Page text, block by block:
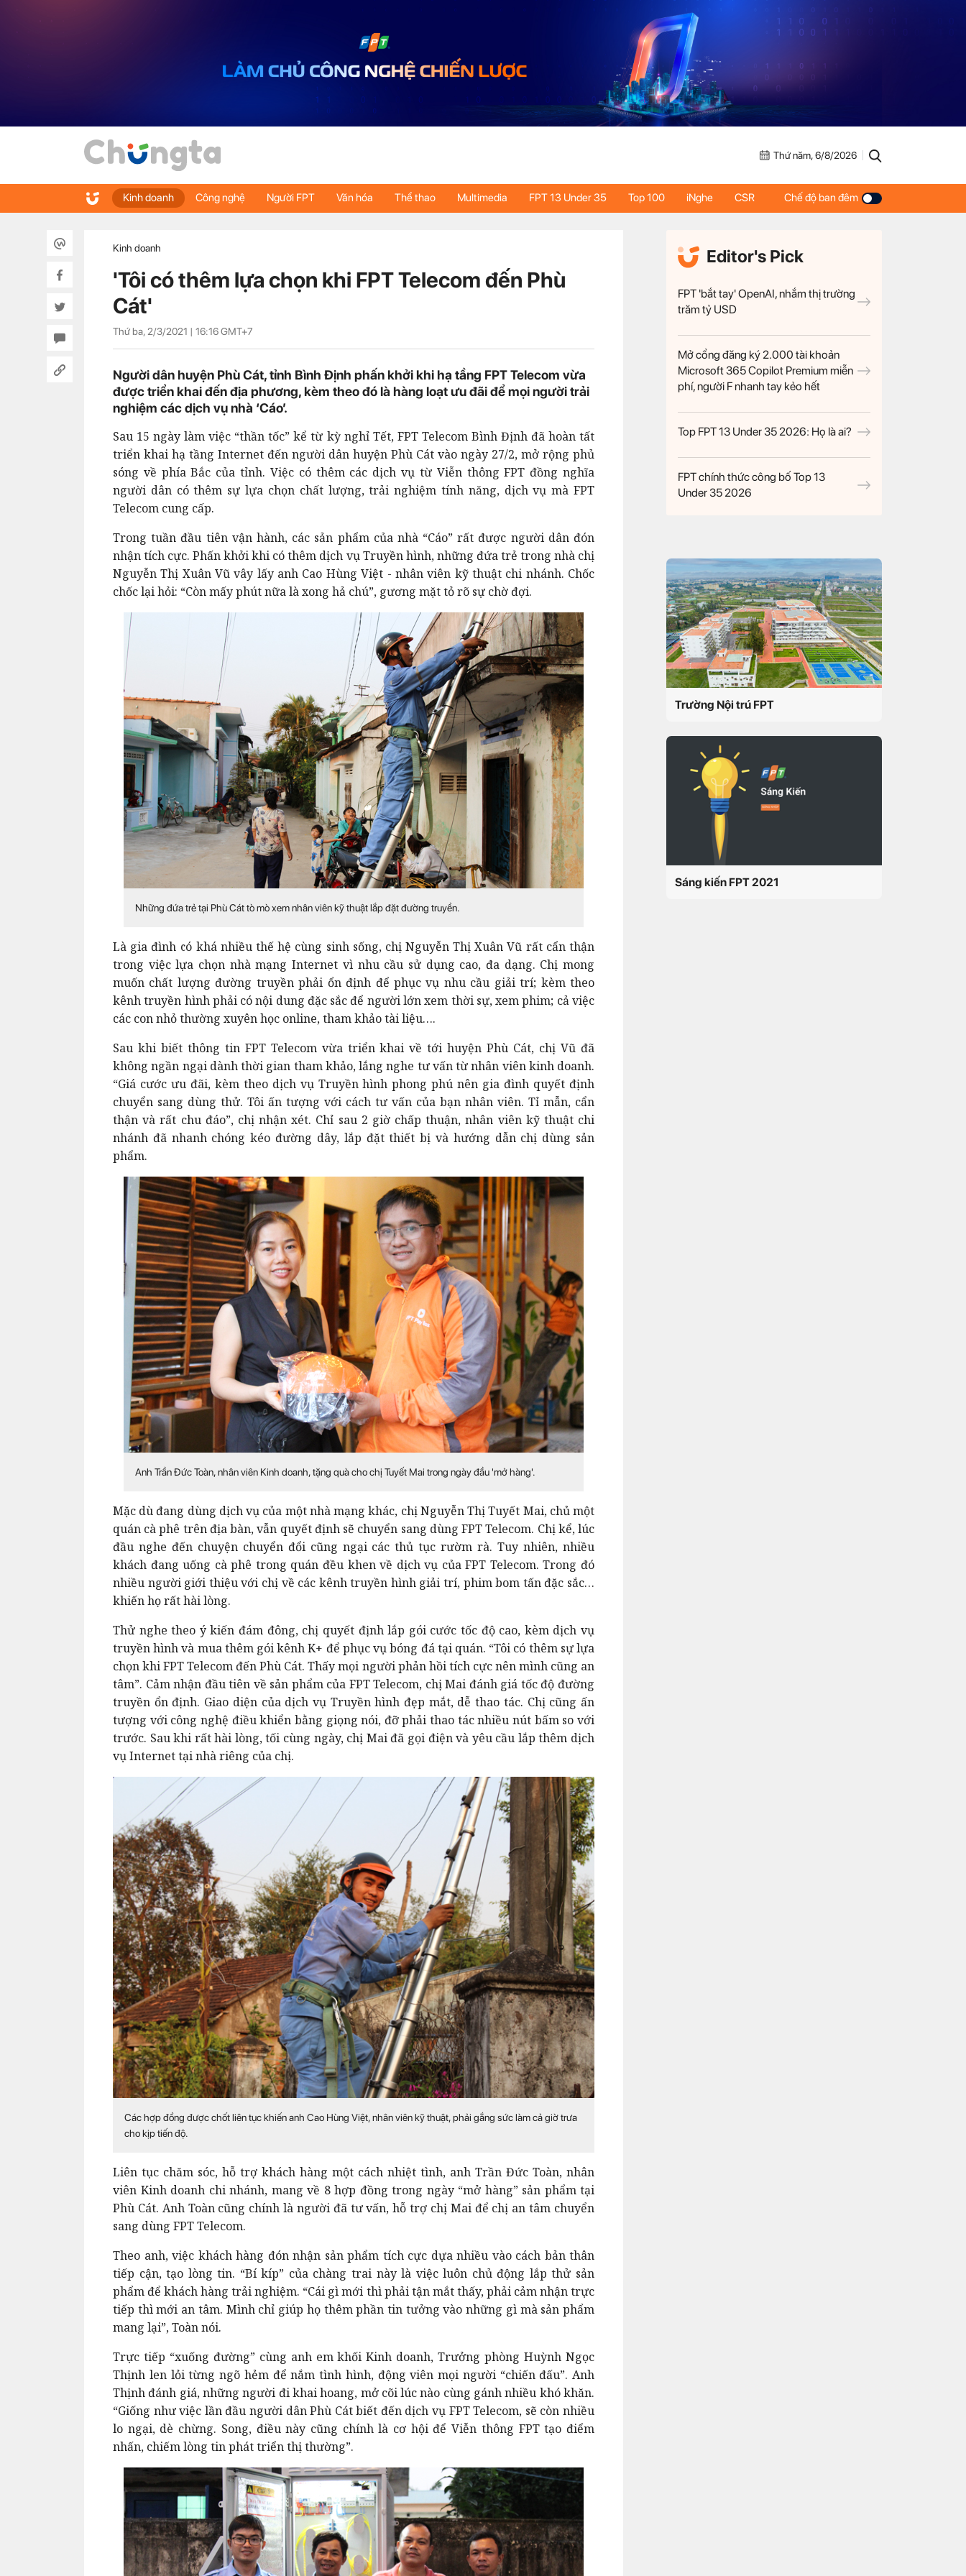
Thứ năm, 6/8/2026
Kinh doanh Công nghệ Người FPT Văn hóa Thể thao Multimedia FPT 13 Under 35 Top 100 iNghe CSR Chế độ ban đêm
Kinh doanh
'Tôi có thêm lựa chọn khi FPT Telecom đến Phù
Cát'
Thứ ba, 2/3/2021 | 16:16GMT+7
Người dân huyện Phù Cát, tỉnh Bình Định phấn khởi khi hạ tầng FPT Telecom vừa
được triển khai đến địa phương, kèm theo đó là hàng loạt ưu đãi để mọi người trải
nghiệm các dịch vụ nhà ‘Cáo’.
Sau 15 ngày làm việc “thần tốc” kể từ kỳ nghỉ Tết, FPT Telecom Bình Định đã hoàn tất
triển khai hạ tầng Internet đến người dân huyện Phù Cát vào ngày 27/2, mở rộng phủ
sóng về phía Bắc của tỉnh. Việc có thêm các dịch vụ từ Viễn thông FPT đồng nghĩa
người dân có thêm sự lựa chọn chất lượng, trải nghiệm tính năng, dịch vụ mà FPT
Telecom cung cấp.
Trong tuần đầu tiên vận hành, các sản phẩm của nhà “Cáo” rất được người dân đón
nhận tích cực. Phấn khởi khi có thêm dịch vụ Truyền hình, những đứa trẻ trong nhà chị
Nguyễn Thị Xuân Vũ vây lấy anh Cao Hùng Việt - nhân viên kỹ thuật chi nhánh. Chốc
chốc lại hỏi: “Còn mấy phút nữa là xong hả chú”, gương mặt tỏ rõ sự chờ đợi.
Những đứa trẻ tại Phù Cát tò mò xem nhân viên kỹ thuật lắp đặt đường truyền.
Là gia đình có khá nhiều thế hệ cùng sinh sống, chị Nguyễn Thị Xuân Vũ rất cẩn thận
trong việc lựa chọn nhà mạng Internet vì nhu cầu sử dụng cao, đa dạng. Chị mong
muốn chất lượng đường truyền phải ổn định để phục vụ nhu cầu giải trí; kèm theo
kênh truyền hình phải có nội dung đặc sắc để người lớn xem thời sự, xem phim; cả việc
các con nhỏ thường xuyên học online, tham khảo tài liệu….
Sau khi biết thông tin FPT Telecom vừa triển khai về tới huyện Phù Cát, chị Vũ đã
không ngần ngại dành thời gian tham khảo, lắng nghe tư vấn từ nhân viên kinh doanh.
“Giá cước ưu đãi, kèm theo dịch vụ Truyền hình phong phú nên gia đình quyết định
chuyển sang dùng thử. Tôi ấn tượng với cách tư vấn của bạn nhân viên. Tỉ mẫn, cẩn
thận và rất chu đáo”, chị nhận xét. Chỉ sau 2 giờ chấp thuận, nhân viên kỹ thuật chi
nhánh đã nhanh chóng kéo đường dây, lắp đặt thiết bị và hướng dẫn chị dùng sản
phẩm.
Anh Trần Đức Toàn, nhân viên Kinh doanh, tặng quà cho chị Tuyết Mai trong ngày đầu 'mở hàng'.
Mặc dù đang dùng dịch vụ của một nhà mạng khác, chị Nguyễn Thị Tuyết Mai, chủ một
quán cà phê trên địa bàn, vẫn quyết định sẽ chuyển sang dùng FPT Telecom. Chị kể, lúc
đầu nghe đến chuyện chuyển đổi cũng ngại các thủ tục rườm rà. Tuy nhiên, nhiều
khách đang uống cà phê trong quán đều khen về dịch vụ của FPT Telecom. Trong đó
nhiều người giới thiệu với chị về các kênh truyền hình giải trí, phim bom tấn đặc sắc…
khiến họ rất hài lòng.
Thử nghe theo ý kiến đám đông, chị quyết định lắp gói cước tốc độ cao, kèm dịch vụ
truyền hình và mua thêm gói kênh K+ để phục vụ bóng đá tại quán. “Tôi có thêm sự lựa
chọn khi FPT Telecom đến Phù Cát. Thấy mọi người phản hồi tích cực nên mình cũng an
tâm”. Cảm nhận đầu tiên về sản phẩm của FPT Telecom, chị Mai đánh giá tốc độ đường
truyền ổn định. Giao diện của dịch vụ Truyền hình đẹp mắt, dễ thao tác. Chị cũng ấn
tượng với công nghệ điều khiển bằng giọng nói, đỡ phải thao tác nhiều nút bấm so với
trước. Sau khi rất hài lòng, tối cùng ngày, chị Mai đã gọi điện và yêu cầu lắp thêm dịch
vụ Internet tại nhà riêng của chị.
Các hợp đồng được chốt liên tục khiến anh Cao Hùng Việt, nhân viên kỹ thuật, phải gắng sức làm cả giờ trưa
cho kịp tiến độ.
Liên tục chăm sóc, hỗ trợ khách hàng một cách nhiệt tình, anh Trần Đức Toàn, nhân
viên Kinh doanh chi nhánh, mang về 8 hợp đồng trong ngày “mở hàng” sản phẩm tại
Phù Cát. Anh Toàn cũng chính là người đã tư vấn, hỗ trợ chị Mai để chị an tâm chuyển
sang dùng FPT Telecom.
Theo anh, việc khách hàng đón nhận sản phẩm tích cực dựa nhiều vào cách bản thân
tiếp cận, tạo lòng tin. “Bí kíp” của chàng trai này là việc luôn chủ động lắp thử sản
phẩm để khách hàng trải nghiệm. “Cái gì mới thì phải tận mắt thấy, phải cảm nhận trực
tiếp thì mới an tâm. Mình chỉ giúp họ thêm phần tin tưởng vào những gì mà sản phẩm
mang lại”, Toàn nói.
Trực tiếp “xuống đường” cùng anh em khối Kinh doanh, Trưởng phòngHuỳnh Ngọc
Thịnh len lỏi từng ngõ hẻm để nắm tình hình, động viên mọi người “chiến đấu”. Anh
Thịnh đánh giá, những người đi khai hoang, mở cõi lúc nào cùng gánh nhiều khó khăn.
“Giống như việc lần đầu người dân Phù Cát biết đến dịch vụ FPT Telecom, sẽ còn nhiều
lo ngại, dè chừng. Song, điều này cũng chính là cơ hội để Viễn thông FPT tạo điểm
nhấn, chiếm lòng tin phát triển thị thường”.
Editor's Pick
FPT 'bắt tay' OpenAI, nhắm thị trường
trăm tỷ USD
Mở cổng đăng ký 2.000 tài khoản
Microsoft 365 Copilot Premium miễn
phí, người F nhanh tay kẻo hết
Top FPT 13 Under 35 2026: Họ là ai?
FPT chính thức công bố Top 13
Under 35 2026
Trường Nội trú FPT
Sáng kiến FPT 2021